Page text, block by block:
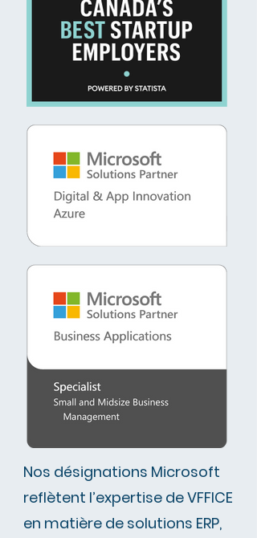
Nos désignations Microsoft
reflètent l’expertise de VFFICE
en matière de solutions ERP,